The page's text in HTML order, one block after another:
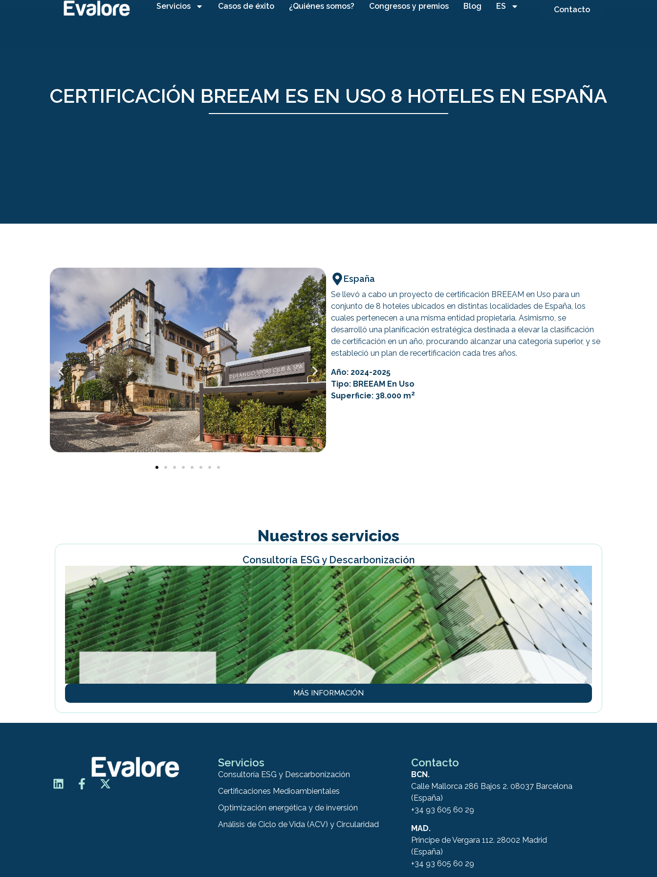
Servicios Casos de éxito ¿Quiénes somos? Congresos y premios Blog ES Contacto
CERTIFICACIÓN BREEAM ES EN USO 8 HOTELES EN ESPAÑA
España
Se llevó a cabo un proyecto de certificación BREEAM en Uso para un
conjunto de 8 hoteles ubicados en distintas localidades de España, los
cuales pertenecen a una misma entidad propietaria. Asimismo, se
desarrolló una planificación estratégica destinada a elevar la clasificación
de certificación en un año, procurando alcanzar una categoría superior, y se
estableció un plan de recertificación cada tres años.
Año: 2024-2025
Tipo: BREEAM En Uso
Superficie: 38.000 m2
Nuestros servicios
Consultoría ESG y Descarbonización
MÁS INFORMACIÓN
Servicios
Consultoría ESG y Descarbonización
Certificaciones Medioambientales
Optimización energética y de inversión
Análisis de Ciclo de Vida (ACV) y Circularidad
Contacto
BCN.
Calle Mallorca 286 Bajos 2. 08037 Barcelona
(España)
+34 93 605 60 29
MAD.
Principe de Vergara 112. 28002 Madrid
(España)
+34 93 605 60 29